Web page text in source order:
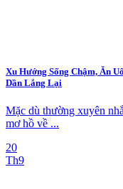
Xu Hướng Sống Chậm, Ăn
Dần Lắng Lại
Mặc dù thường xuyên
mơ hồ về ...
20
Th9